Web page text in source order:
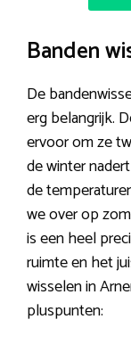
Banden
De
erg belangrijk.
ervoor om ze
de winter
de
we over op
is een heel
ruimte en het
wisselen in
pluspunten: